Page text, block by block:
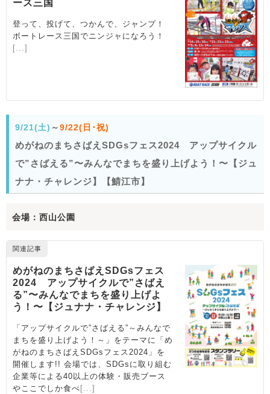
9/21(土) ～9/22(日･祝)
めがねのまちさばえSDGsフェス2024 アップサイクル
で”さばえる”〜みんなでまちを盛り上げよう！〜【ジュ
ナナ・チャレンジ】【鯖江市】
会場：西山公園